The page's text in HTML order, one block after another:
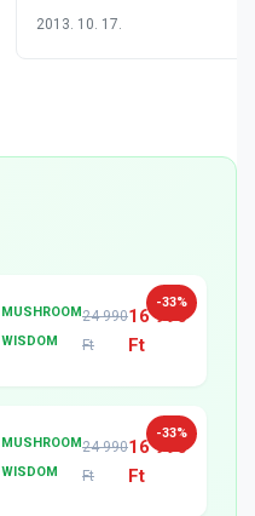
gyógyítására
2013. 10. 17.
-33%
MUSHROOM
WISDOM
24 990
Ft
16 990
Ft
-33%
MUSHROOM
WISDOM
24 990
Ft
16 990
Ft